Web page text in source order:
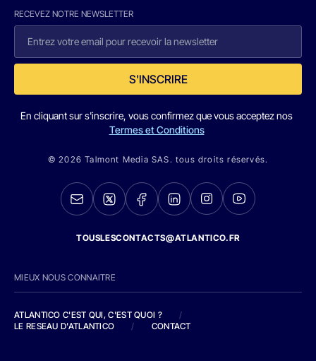
RECEVEZ NOTRE NEWSLETTER
S'INSCRIRE
En cliquant sur s'inscrire, vous confirmez que vous acceptez nos
Termes et Conditions
© 2026 Talmont Media SAS. tous droits réservés.
TOUSLESCONTACTS@ATLANTICO.FR
MIEUX NOUS CONNAITRE
ATLANTICO C'EST QUI, C'EST QUOI ?
/
LE RESEAU D'ATLANTICO
/ CONTACT